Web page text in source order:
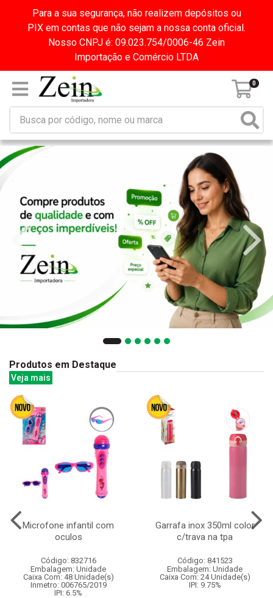
Para a sua segurança, não realizem depósitos ou
PIX em contas que não sejam a nossa conta oficial.
Nosso CNPJ é: 09.023.754/0006-46 Zein
Importação e Comércio LTDA
0
Produtos em Destaque
Veja mais
Microfone infantil com
oculos
Código: 832716
Embalagem: Unidade
Caixa Com: 48 Unidade(s)
Inmetro: 006765/2019
IPI: 6.5%
Garrafa inox 350ml color
c/trava na tpa
Código: 841523
Embalagem: Unidade
Caixa Com: 24 Unidade(s)
IPI: 9.75%